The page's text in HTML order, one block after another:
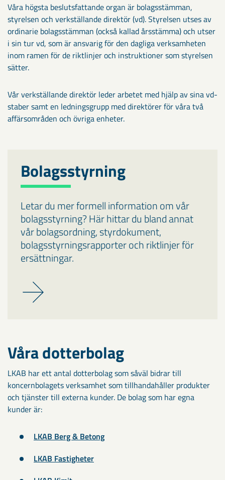
Våra högsta beslutsfattande organ är bolagsstämman,
styrelsen och verkställande direktör (vd). Styrelsen utses av
ordinarie bolagsstämman (också kallad årsstämma) och utser
i sin tur vd, som är ansvarig för den dagliga verksamheten
inom ramen för de riktlinjer och instruktioner som styrelsen
sätter.
Vår verkställande direktör leder arbetet med hjälp av sina vd-
staber samt en ledningsgrupp med direktörer för våra två
affärsområden och övriga enheter.
Bolagsstyrning
Letar du mer formell information om vår
bolagsstyrning? Här hittar du bland annat
vår bolagsordning, styrdokument,
bolagsstyrningsrapporter och riktlinjer för
ersättningar.
Våra dotterbolag
LKAB har ett antal dotterbolag som såväl bidrar till
koncernbolagets verksamhet som tillhandahåller produkter
och tjänster till externa kunder. De bolag som har egna
kunder är:
LKAB Berg & Betong
LKAB Fastigheter